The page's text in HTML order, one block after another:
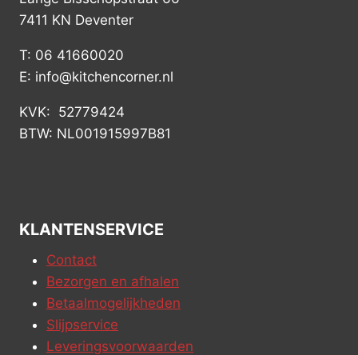
7411 KN Deventer
T: 06 41660020
E: info@kitchencorner.nl
KVK: 52779424
BTW: NL001915997B81
KLANTENSERVICE
Contact
Bezorgen en afhalen
Betaalmogelijkheden
Slijpservice
Leveringsvoorwaarden